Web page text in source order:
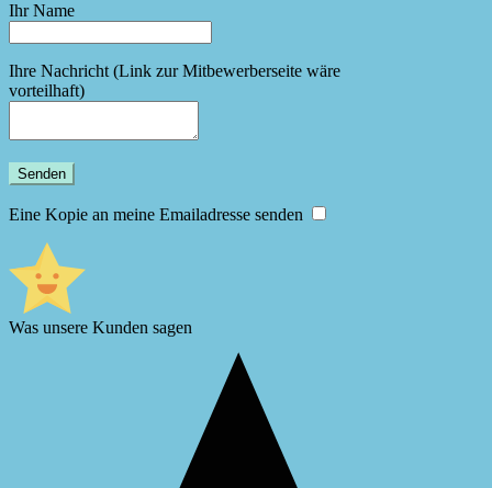
Ihr Name
Ihre Nachricht (Link zur Mitbewerberseite wäre
vorteilhaft)
Eine Kopie an meine Emailadresse senden
Was unsere Kunden sagen